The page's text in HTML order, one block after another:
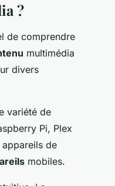
?
de comprendre
multimédia
divers
variété de
Pi, Plex
de
mobiles.